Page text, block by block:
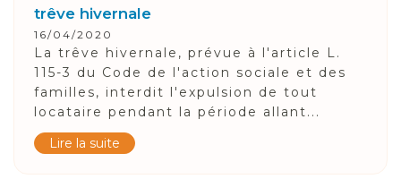
trêve hivernale
16/04/2020
La trêve hivernale, prévue à l'article L.
115-3 du Code de l'action sociale et des
familles, interdit l'expulsion de tout
locataire pendant la période allant...
Lire la suite